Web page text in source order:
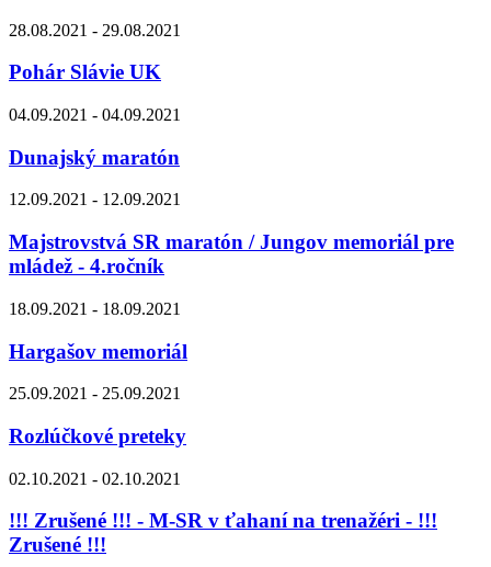
28.08.2021 - 29.08.2021
Pohár Slávie UK
04.09.2021 - 04.09.2021
Dunajský maratón
12.09.2021 - 12.09.2021
Majstrovstvá SR maratón / Jungov memoriál pre
mládež - 4.ročník
18.09.2021 - 18.09.2021
Hargašov memoriál
25.09.2021 - 25.09.2021
Rozlúčkové preteky
02.10.2021 - 02.10.2021
!!! Zrušené !!! - M-SR v ťahaní na trenažéri - !!!
Zrušené !!!